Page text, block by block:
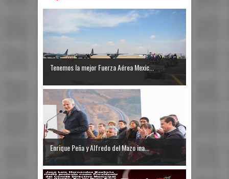
Tenemos la mejor Fuerza Aérea Mexic...
Enrique Peña y Alfredo del Mazo ina...